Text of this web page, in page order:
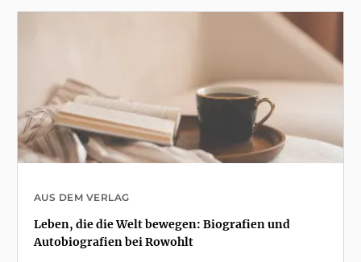
AUS DEM VERLAG
Leben, die die Welt bewegen: Biografien und
Autobiografien bei Rowohlt